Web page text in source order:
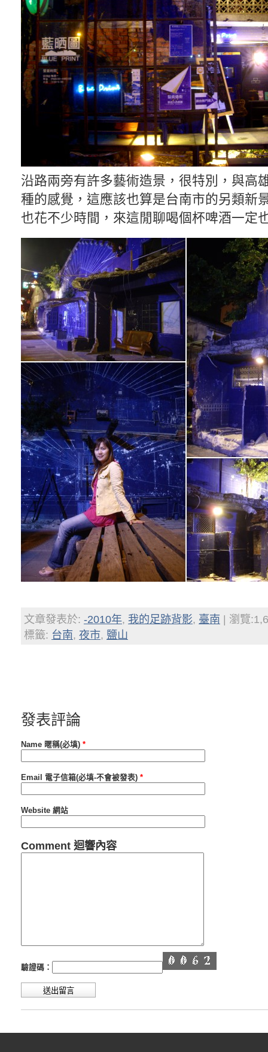
沿路兩旁有許多藝術造景，很特別，與高
種的感覺，這應該也算是台南市的另類新
也花不少時間，來這閒聊喝個杯啤酒一定
文章發表於: -2010年, 我的足跡背影, 臺南 | 瀏覽
標籤: 台南, 夜市, 鹽山
發表評論
Name 暱稱(必填) *
Email 電子信箱(必填-不會被發表) *
Website 網站
Comment 迴響內容
驗證碼：